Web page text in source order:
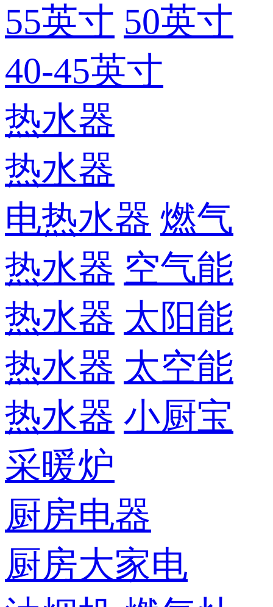
55英寸 50英寸
40-45英寸
热水器
热水器
电热水器 燃气
热水器 空气能
热水器 太阳能
热水器 太空能
热水器 小厨宝
采暖炉
厨房电器
厨房大家电